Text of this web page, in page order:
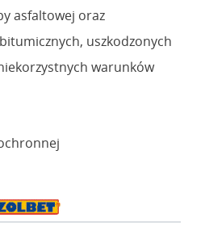
asfaltowej oraz
uszkodzonych
warunków